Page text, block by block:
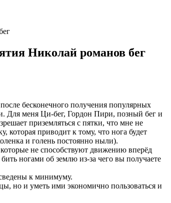
Николай романов бег
бесконечного получения популярных
Для меня Ци-бег, Гордон Пири, позный бег и
приземляться с пятки, что мне не
которая приводит к тому, что нога будет
и голень постоянно ныли).
не способствуют движению вперёд
ногами об землю из-за чего вы получаете
к минимуму.
но и уметь ими экономично пользоваться и